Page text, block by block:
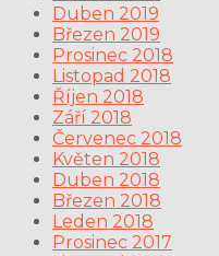
Duben 2019
Březen 2019
Prosinec 2018
Listopad 2018
Říjen 2018
Září 2018
Červenec 2018
Květen 2018
Duben 2018
Březen 2018
Leden 2018
Prosinec 2017